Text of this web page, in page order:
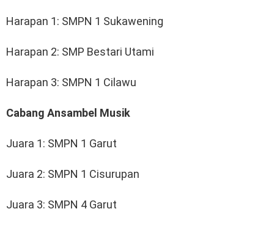
Harapan 1: SMPN 1 Sukawening
Harapan 2: SMP Bestari Utami
Harapan 3: SMPN 1 Cilawu
Cabang Ansambel Musik
Juara 1: SMPN 1 Garut
Juara 2: SMPN 1 Cisurupan
Juara 3: SMPN 4 Garut